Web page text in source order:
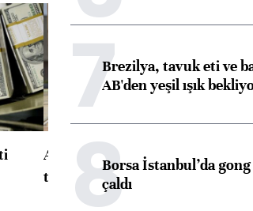
ABD'de konut başlangıçları
toparlandı
7Brezilya, tavuk eti ve
AB'den yeşil ışık
8Borsa İstanbul’da
çaldı